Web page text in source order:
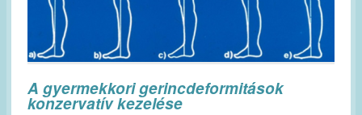
A gyermekkori gerincdeformitások
konzervatív kezelése